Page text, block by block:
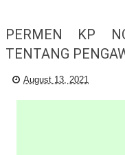
PERMEN KP
TENTANG
August 13, 2021